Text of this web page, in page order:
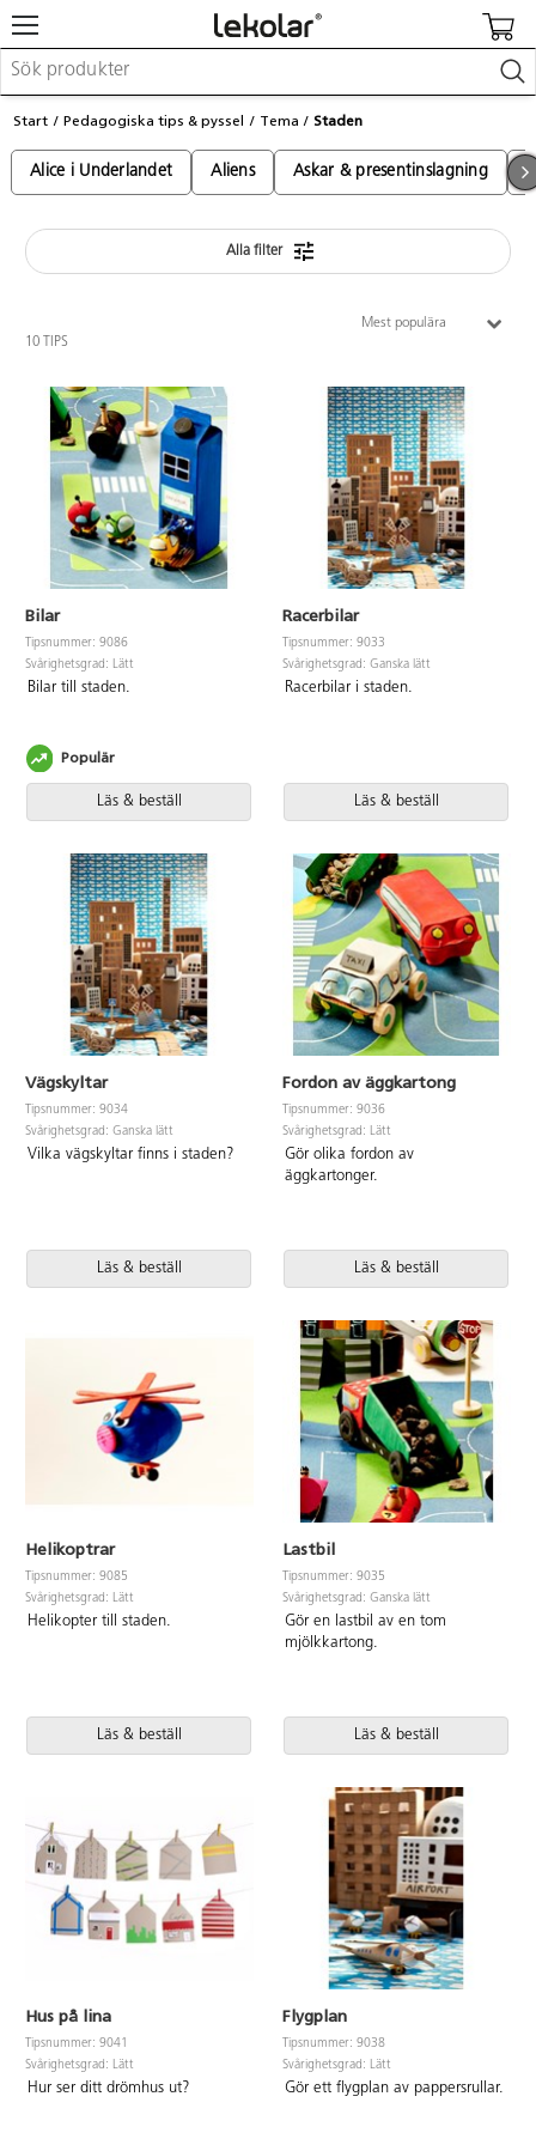
Möbler & inredning
Skapa
Barnvagnar & småbarnsartiklar
Skolförbrukning & kontorsmaterial
Logga in / Registrera dig
Hitta din säljare
Kontakta Lekolar
Start Pedagogiska tips & pyssel Tema Staden
Alice i Underlandet Aliens Askar & presentinslagning
Alla filter
10 TIPS
Mest populära
Bilar
Tipsnummer: 9086
Svårighetsgrad: Lätt
Bilar till staden.
Läs & beställ
Populär
Racerbilar
Tipsnummer: 9033
Svårighetsgrad: Ganska lätt
Racerbilar i staden.
Läs & beställ
Vägskyltar
Tipsnummer: 9034
Svårighetsgrad: Ganska lätt
Vilka vägskyltar finns i staden?
Läs & beställ
Fordon av äggkartong
Tipsnummer: 9036
Svårighetsgrad: Lätt
Gör olika fordon av
äggkartonger.
Läs & beställ
Helikoptrar
Tipsnummer: 9085
Svårighetsgrad: Lätt
Helikopter till staden.
Läs & beställ
Lastbil
Tipsnummer: 9035
Svårighetsgrad: Ganska lätt
Gör en lastbil av en tom
mjölkkartong.
Läs & beställ
Hus på lina
Tipsnummer: 9041
Svårighetsgrad: Lätt
Hur ser ditt drömhus ut?
Flygplan
Tipsnummer: 9038
Svårighetsgrad: Lätt
Gör ett flygplan av pappersrullar.